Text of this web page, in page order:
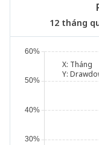
12 tháng
X: Tháng
Y: